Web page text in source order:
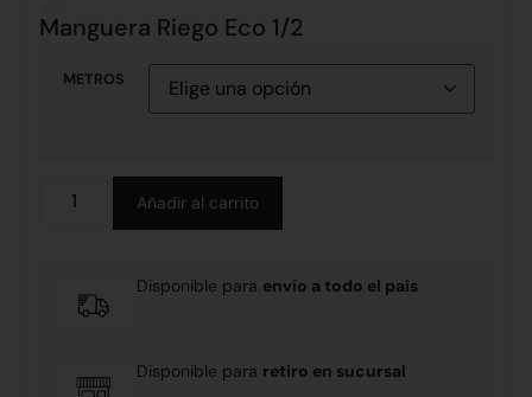
Manguera Riego Eco 1/2
METROS
Añadir al carrito
Disponible para envío a todo el país
Disponible para retiro en sucursal